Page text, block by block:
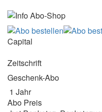
Capital
Zeitschrift
Geschenk-Abo
1 Jahr
Abo Preis